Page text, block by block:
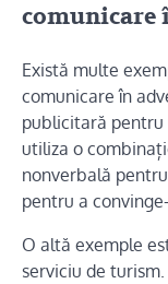
comunicare
Există multe
comunicare în
publicitară pentru
utiliza o
nonverbală
pentru a
O altă exemple
serviciu de